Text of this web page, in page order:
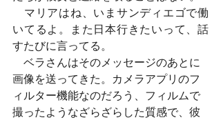
マリアはね、いまサンディエゴで働
いてるよ。また日本行きたいって、話
すたびに言ってる。
ベラさんはそのメッセージのあとに
画像を送ってきた。カメラアプリのフ
ィルター機能なのだろう、フィルムで
撮ったようなざらざらした質感で、彼